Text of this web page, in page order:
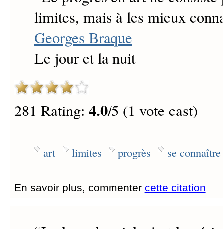
limites, mais à les mieux
Georges Braque
Le jour et la nuit
281 Rating: 4.0/5 (1 vote cast)
art limites progrès se connaître
En savoir plus, commenter cette citation